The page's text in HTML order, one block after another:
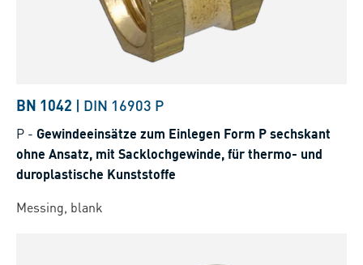
BN 1042 | DIN 16903 P
P - Gewindeeinsätze zum Einlegen Form P sechskant
ohne Ansatz, mit Sacklochgewinde, für thermo- und
duroplastische Kunststoffe
Messing, blank